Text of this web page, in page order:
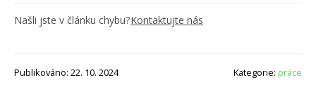
Našli jste v článku chybu?Kontaktujte nás
Publikováno: 22. 10. 2024 Kategorie: práce